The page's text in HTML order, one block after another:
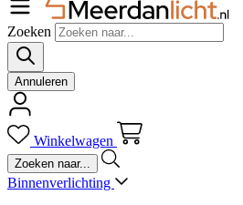
Zoeken
Annuleren
Winkelwagen
Binnenverlichting